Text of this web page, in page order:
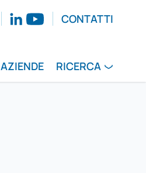
CONTATTI
AZIENDE RICERCA